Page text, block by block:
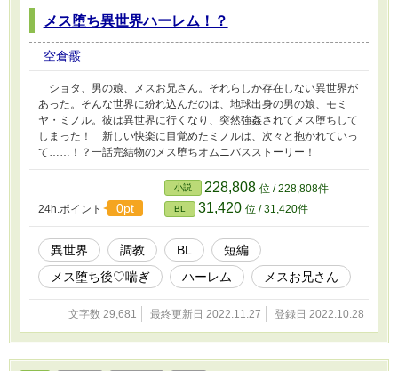
メス堕ち異世界ハーレム！？
空倉霰
ショタ、男の娘、メスお兄さん。それらしか存在しない異世界が
あった。そんな世界に紛れ込んだのは、地球出身の男の娘、モミ
ヤ・ミノル。彼は異世界に行くなり、突然強姦されてメス堕ちして
しまった！ 新しい快楽に目覚めたミノルは、次々と抱かれていっ
て……！？一話完結物のメス堕ちオムニバスストーリー！
24h.ポイント 0pt
小説 228,808 位 / 228,808件
BL 31,420 位 / 31,420件
異世界 調教 BL
短編
メス堕ち後♡喘ぎ
ハーレム メスお兄さん
文字数 29,681 最終更新日 2022.11.27 登録日 2022.10.28